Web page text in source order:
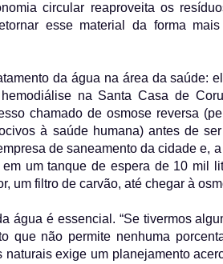
circular reaproveita os
esse material da forma
da água na área da saúde:
na Santa Casa de
chamado de osmose reversa
à saúde humana) antes de
de saneamento da cidade e,
um tanque de espera de 10 mil
um filtro de carvão, até chegar à
água é essencial. “Se tivermos
não permite nenhuma
exige um planejamento